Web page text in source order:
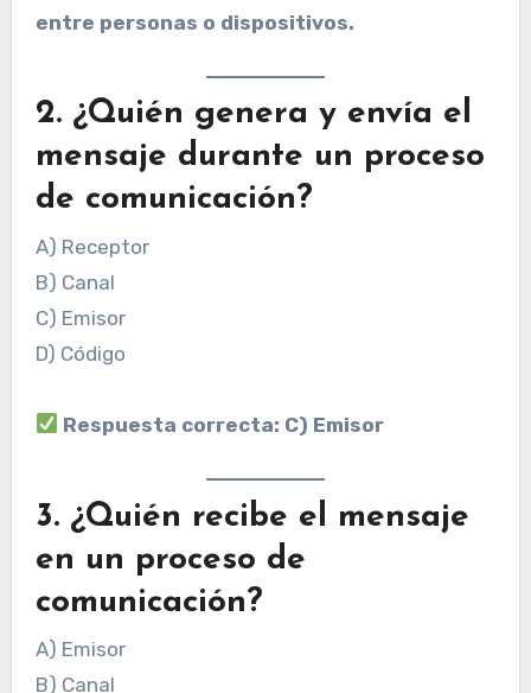
entre personas o dispositivos.
2. ¿Quién genera y envía el
mensaje durante un proceso
de comunicación?
A) Receptor
B) Canal
C) Emisor
D) Código
Respuesta correcta: C) Emisor
3. ¿Quién recibe el mensaje
en un proceso de
comunicación?
A) Emisor
B) Canal